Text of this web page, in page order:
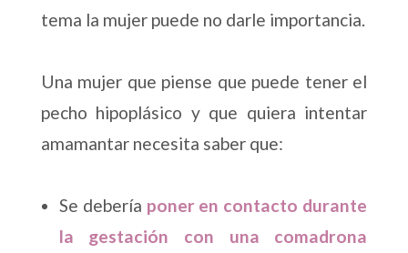
tema la mujer puede no darle importancia.
Una mujer que piense que puede tener el
pecho hipoplásico y que quiera intentar
amamantar necesita saber que:
Se debería poner en contacto durante
la gestación con una comadrona